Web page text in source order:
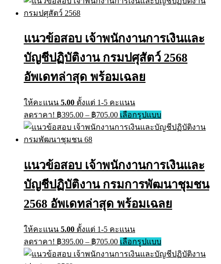
฿395.00
has
The
options
be
chosen
แนวข้อสอบ เจ้าพนักงานการเงินและ
บัญชีปฏิบัติงาน กรมปศุสัตว์ 2568
อัพเดทล่าสุด พร้อมเฉลย
ให้คะแนน 5.00 ตั้งแต่ 1-5 คะแนน
ลดราคา! ฿395.00 – ฿705.00Price
range:
฿395.00
เลือกรูปแบบThis
product
has
options
be
chosen
on
the
แนวข้อสอบ เจ้าพนักงานการเงินและ
บัญชีปฏิบัติงาน กรมการพัฒนาชุมชน
2568 อัพเดทล่าสุด พร้อมเฉลย
ให้คะแนน 5.00 ตั้งแต่ 1-5 คะแนน
ลดราคา! ฿395.00 – ฿705.00Price
range:
฿395.00
เลือกรูปแบบThis
product
has